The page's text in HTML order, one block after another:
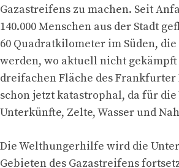
Gazastreifens zu machen. Seit
140.000 Menschen aus der Stadt
60 Quadratkilometer im Süden,
werden, wo aktuell nicht
dreifachen Fläche des Frankfurter
schon jetzt katastrophal, da für
Unterkünfte, Zelte, Wasser und
Die Welthungerhilfe wird die
Gebieten des Gazastreifens